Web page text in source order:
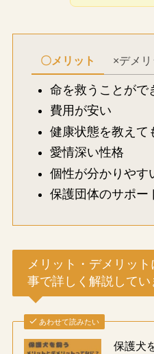
〇メリット ×デメリ
命を救うことがで
費用が安い
健康状態を教えて
愛情深い性格
個性が分かりやす
保護団体のサポー
メリット・デメリッ
事で詳しく解説してい
あわせて読みたい
保護犬